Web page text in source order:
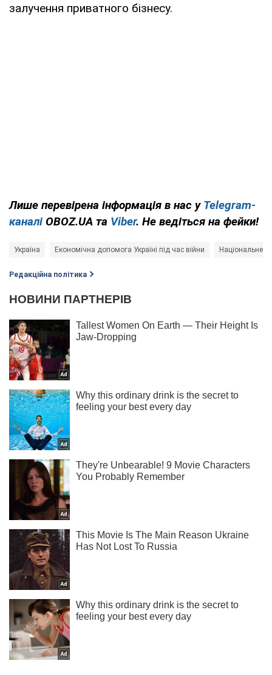
залучення приватного бізнесу.
Лише перевірена інформація в нас у Telegram-
каналі OBOZ.UA та Viber. Не ведіться на фейки!
Україна Економічна допомога Україні під час війни Національне
Редакційна політика